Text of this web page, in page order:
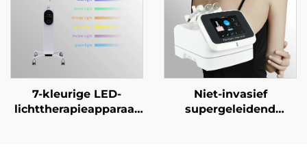
versteviging van de
huid
7-kleurige LED-
lichttherapieapparaat
Niet-invasief
supergeleidend